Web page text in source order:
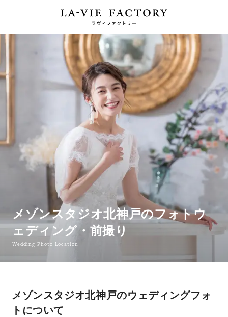
メゾンスタジオ北神戸のフォトウ
ェディング・前撮り
Wedding Photo Location
メゾンスタジオ北神戸のウェディングフォ
トについて